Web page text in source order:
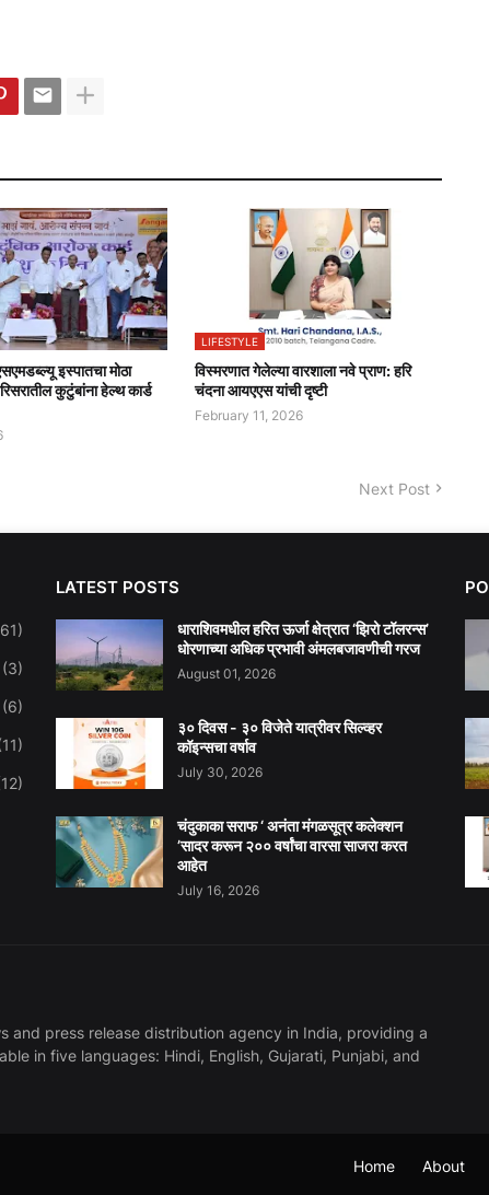
इस्पातचा मोठा
कुटुंबांना हेल्थ कार्ड
LIFESTYLE
विस्मरणात गेलेल्या वारशाला नवे प्राण: हरि
चंदना आयएएस यांची दृष्टी
February 11, 2026
Next Post
(3)
(6)
LATEST POSTS
धाराशिवमधील हरित ऊर्जा क्षेत्रात ‘झिरो टॉलरन्स’
धोरणाच्या अधिक प्रभावी अंमलबजावणीची गरज
August 01, 2026
३० दिवस - ३० विजेते यात्रीवर सिल्व्हर
कॉइन्सचा वर्षाव
July 30, 2026
चंदुकाका सराफ ‘ अनंता मंगळसूत्र कलेक्शन
’सादर करून २०० वर्षांचा वारसा साजरा करत
आहेत
July 16, 2026
and press release distribution agency in India, providing a
in five languages: Hindi, English, Gujarati, Punjabi, and
Home About